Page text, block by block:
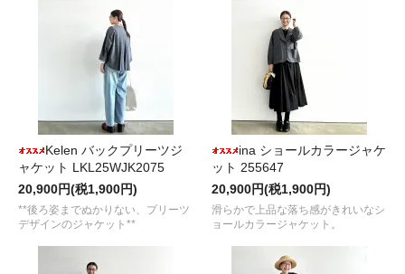
Kelen バックプリーツジ
ャケット LKL25WJK2075
20,900円(税1,900円)
**後ろ姿までぬかりない、プリーツ
デザインのジャケット**
ina ショールカラージャケ
ット 255647
20,900円(税1,900円)
滑らかで上品な落ち感がきれいなシ
ョールカラージャケット。